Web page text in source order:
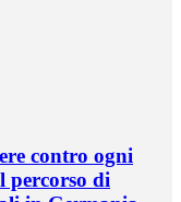
contro ogni
percorso di